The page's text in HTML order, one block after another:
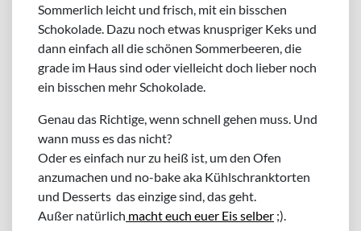
Sommerlich leicht und frisch, mit ein bisschen
Schokolade. Dazu noch etwas knuspriger Keks und
dann einfach all die schönen Sommerbeeren, die
grade im Haus sind oder vielleicht doch lieber noch
ein bisschen mehr Schokolade.
Genau das Richtige, wenn schnell gehen muss. Und
wann muss es das nicht?
Oder es einfach nur zu heiß ist, um den Ofen
anzumachen und no-bake aka Kühlschranktorten
und Desserts das einzige sind, das geht.
Außer natürlich macht euch euer Eis selber ;).